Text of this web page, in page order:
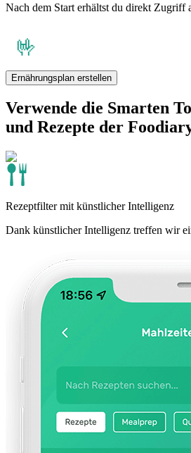
Nach dem Start erhältst du direkt Zugriff
Ernährungsplan erstellen
Verwende die Smarten
und Rezepte der
Rezeptfilter mit künstlicher Intelligenz
Dank künstlicher Intelligenz treffen wir